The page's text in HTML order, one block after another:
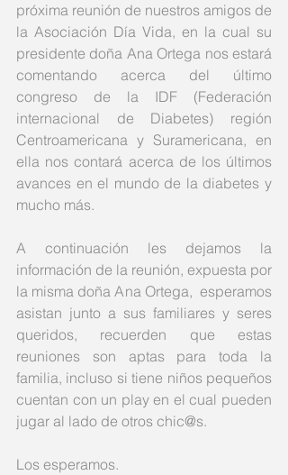
próxima reunión de nuestros amigos de
la Asociación Día Vida, en la cual su
presidente doña Ana Ortega nos estará
comentando acerca del último
congreso de la IDF (Federación
internacional de Diabetes) región
Centroamericana y Suramericana, en
ella nos contará acerca de los últimos
avances en el mundo de la diabetes y
mucho más.
A continuación les dejamos la
información de la reunión, expuesta por
la misma doña Ana Ortega,  esperamos
asistan junto a sus familiares y seres
queridos, recuerden que estas
reuniones son aptas para toda la
familia, incluso si tiene niños pequeños
cuentan con un play en el cual pueden
jugar al lado de otros chic@s.
Los esperamos.